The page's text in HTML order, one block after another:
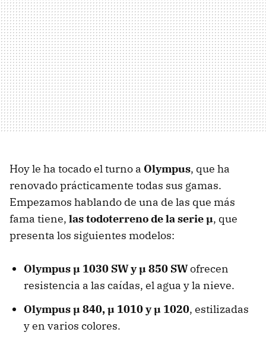
Hoy le ha tocado el turno a Olympus, que ha
renovado prácticamente todas sus gamas.
Empezamos hablando de una de las que más
fama tiene, las todoterreno de la serie µ, que
presenta los siguientes modelos:
Olympus µ 1030 SW y µ 850 SWofrecen
resistencia a las caídas, el agua y la nieve.
Olympus µ 840, µ 1010 y µ 1020, estilizadas
y en varios colores.